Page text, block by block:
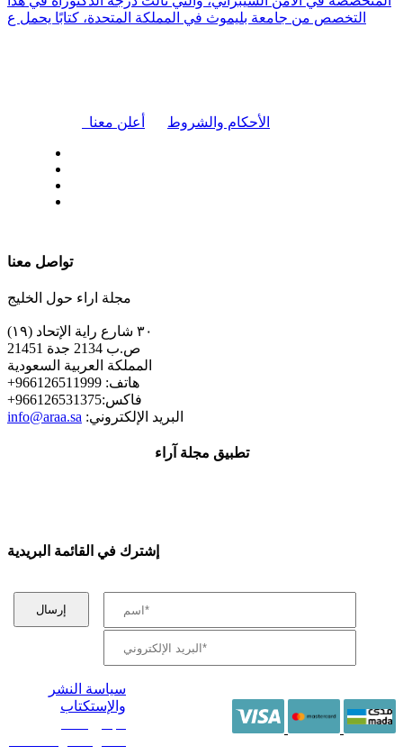
التخصص من جامعة بليموث في المملكة المتحدة، كتابًا يحمل ع
أعلن معنا الأحكام والشروط
تواصل معنا
مجلة اراء حول الخليج
٣٠ شارع راية الإتحاد (١٩)
ص.ب 2134 جدة 21451
المملكة العربية السعودية
+هاتف: 966126511999
+فاكس:966126531375
info@araa.sa :البريد الإلكتروني
تطبيق مجلة آراء
إشترك في القائمة البريدية
سياسة النشر
والإستكتاب